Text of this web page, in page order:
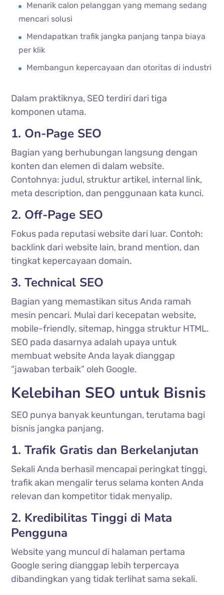
Menarik calon pelanggan yang memang sedang
mencari solusi
Mendapatkan trafik jangka panjang tanpa biaya
per klik
Membangun kepercayaan dan otoritas di industri
Dalam praktiknya, SEO terdiri dari tiga
komponen utama.
1. On-Page SEO
Bagian yang berhubungan langsung dengan
konten dan elemen di dalam website.
Contohnya: judul, struktur artikel, internal link,
meta description, dan penggunaan kata kunci.
2. Off-Page SEO
Fokus pada reputasi website dari luar. Contoh:
backlink dari website lain, brand mention, dan
tingkat kepercayaan domain.
3. Technical SEO
Bagian yang memastikan situs Anda ramah
mesin pencari. Mulai dari kecepatan website,
mobile-friendly, sitemap, hingga struktur HTML.
SEO pada dasarnya adalah upaya untuk
membuat website Anda layak dianggap
“jawaban terbaik” oleh Google.
Kelebihan SEO untuk Bisnis
SEO punya banyak keuntungan, terutama bagi
bisnis jangka panjang.
1. Trafik Gratis dan Berkelanjutan
Sekali Anda berhasil mencapai peringkat tinggi,
trafik akan mengalir terus selama konten Anda
relevan dan kompetitor tidak menyalip.
2. Kredibilitas Tinggi di Mata
Pengguna
Website yang muncul di halaman pertama
Google sering dianggap lebih terpercaya
dibandingkan yang tidak terlihat sama sekali.